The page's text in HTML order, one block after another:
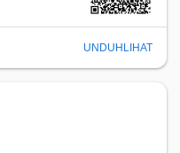
UNDUH LIHAT